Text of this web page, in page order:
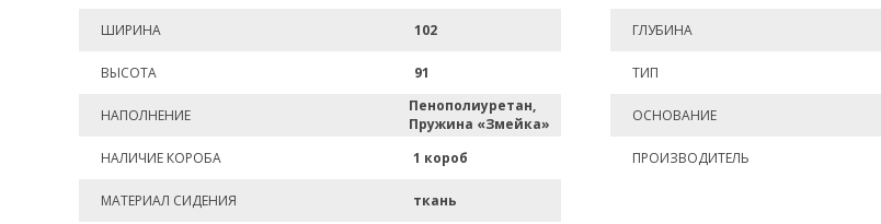
ШИРИНА 102 ГЛУБИНА
ВЫСОТА 91 ТИП
НАПОЛНЕНИЕ
Пенополиуретан,
Пружина «Змейка»
ОСНОВАНИЕ
НАЛИЧИЕ КОРОБА 1 короб ПРОИЗВОДИТЕЛЬ
МАТЕРИАЛ СИДЕНИЯ ткань